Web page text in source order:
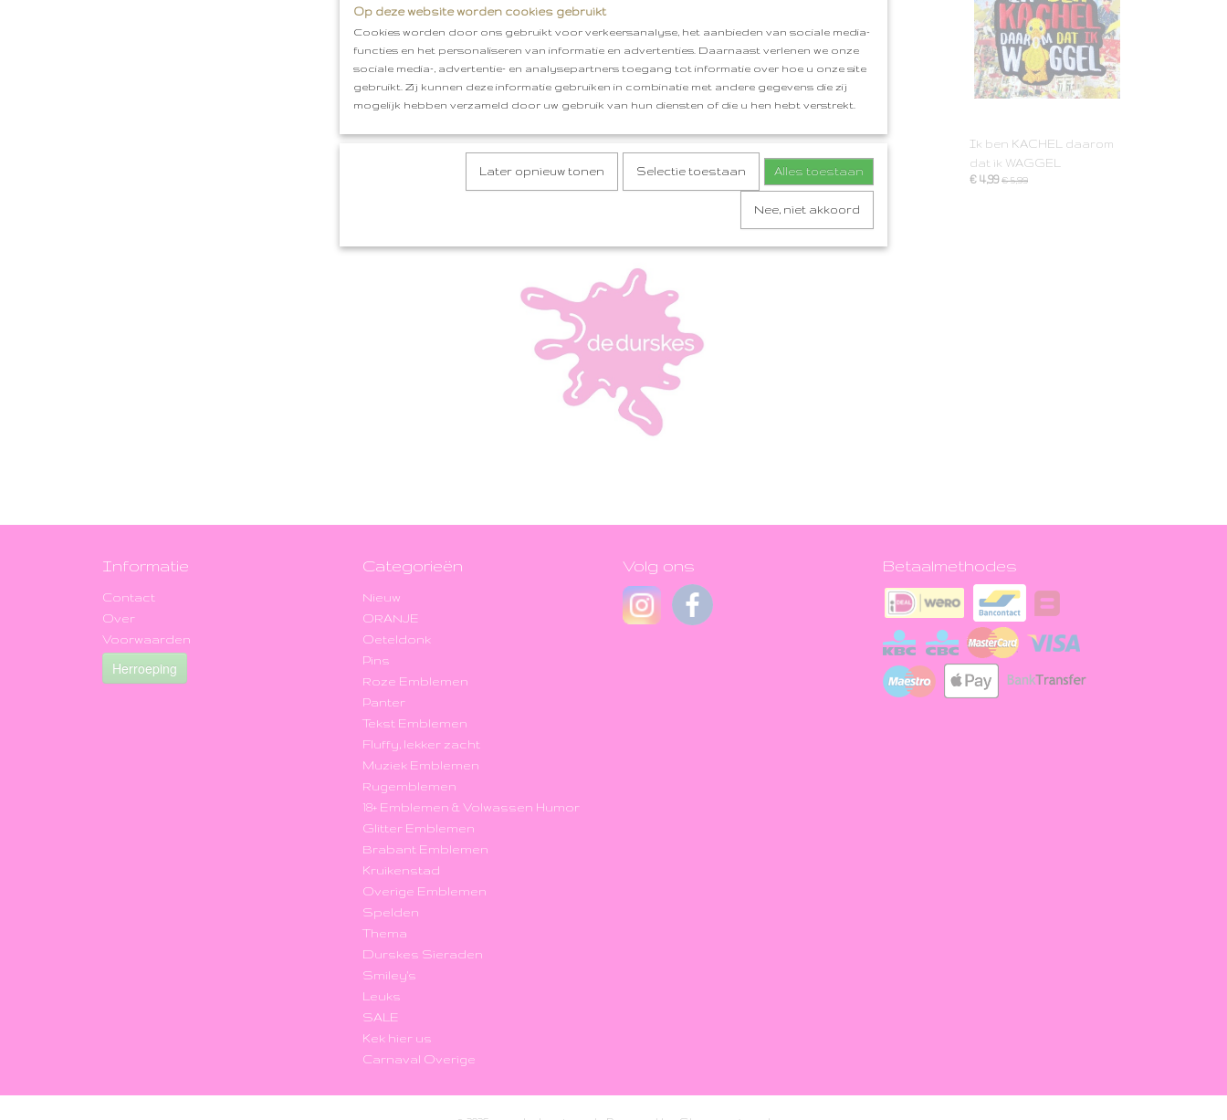
Ik ben KACHEL daarom
dat ik WAGGEL
€ 4,99 € 5,99
Informatie
Contact
Over
Voorwaarden
Herroeping
Categorieën
Nieuw
ORANJE
Oeteldonk
Pins
Roze Emblemen
Panter
Tekst Emblemen
Fluffy, lekker zacht
Muziek Emblemen
Rugemblemen
18+ Emblemen & Volwassen Humor
Glitter Emblemen
Brabant Emblemen
Kruikenstad
Overige Emblemen
Spelden
Thema
Durskes Sieraden
Smiley's
Leuks
SALE
Kek hier us
Carnaval Overige
Volg ons Betaalmethodes
Op deze website worden cookies gebruikt
Cookies worden door ons gebruikt voor verkeersanalyse, het aanbieden van sociale media-
functies en het personaliseren van informatie en advertenties. Daarnaast verlenen we onze
sociale media-, advertentie- en analysepartners toegang tot informatie over hoe u onze site
gebruikt. Zij kunnen deze informatie gebruiken in combinatie met andere gegevens die zij
mogelijk hebben verzameld door uw gebruik van hun diensten of die u hen hebt verstrekt.
Later opnieuw tonen Selectie toestaan Alles toestaan
Nee, niet akkoord